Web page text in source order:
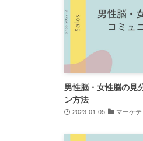
男性脳・女性脳の見
ン方法
2023-01-05 マーケ